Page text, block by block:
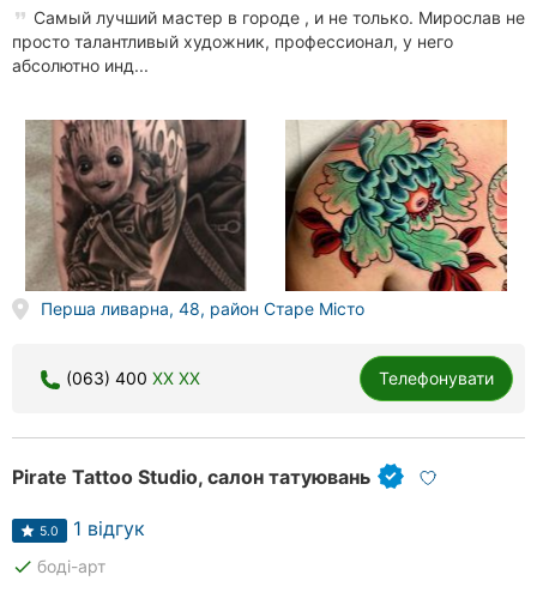
Самый лучший мастер в городе , и не только. Мирослав не
просто талантливый художник, профессионал, у него
абсолютно инд...
Перша ливарна, 48, район Старе Місто
(063) 400 XX XX Телефонувати
Pirate Tattoo Studio, салон татуювань
5.0 1 відгук
done боді-арт